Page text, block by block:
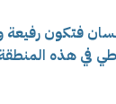
فتكون رفيعة
في هذه